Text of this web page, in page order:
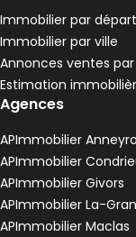
1 173 €
Condrieu - 69420
Appartement • 3
,
Immobilier par
Immobilier par ville
Annonces ventes par
Estimation
Agences
APImmobilier
APImmobilier
APImmobilier Givors
APImmobilier La-
APImmobilier Maclas